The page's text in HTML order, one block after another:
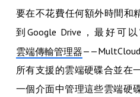
要在不花費任何額外時間和
到Google Drive，最好可
雲端傳輸管理器
所有支援的雲端硬碟合並在
一個介面中管理這些雲端硬